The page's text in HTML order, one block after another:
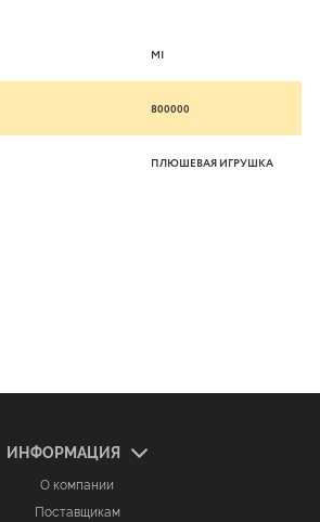
MI
800000
ПЛЮШЕВАЯ ИГРУШКА
ИНФОРМАЦИЯ
О компании
Поставщикам